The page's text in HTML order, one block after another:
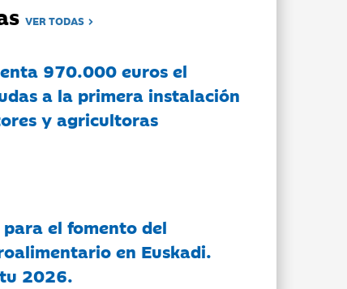
VER TODAS
970.000 euros el
a la primera instalación
y agricultoras
para el fomento del
en Euskadi.
2026.